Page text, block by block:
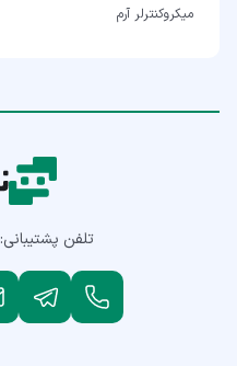
میکروکنترلر آرم
تلفن پشتیبانی: